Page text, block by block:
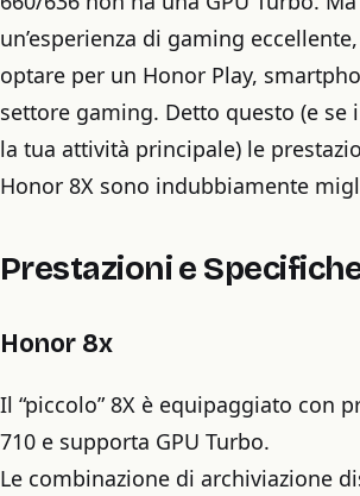
un’esperienza di gaming
optare per un Honor Play,
settore gaming. Detto questo (e se
la tua attività principale) le
Honor 8X sono indubbiamente
Prestazioni e
Honor 8x
Il “piccolo” 8X è equipaggiato con
710 e supporta GPU Turbo.
Le combinazione di archiviazione